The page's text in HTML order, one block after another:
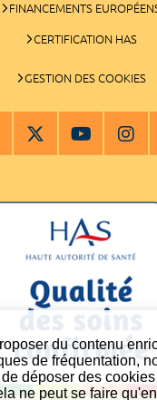
du contenu
de fréquentation,
déposer des
ne peut se faire
FINANCEMENTS
CERTIFICATION HAS
GESTION DES COOKIES